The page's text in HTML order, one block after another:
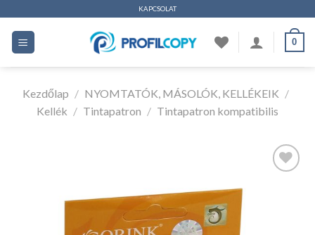
tartalomhoz
KAPCSOLAT
0
Kezdőlap / NYOMTATÓK, MÁSOLÓK, KELLÉKEIK /
Kellék / Tintapatron / Tintapatron kompatibilis